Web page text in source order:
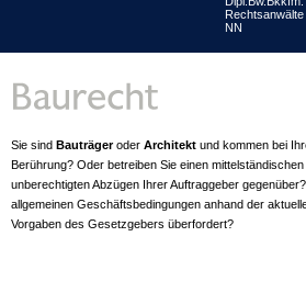
Rechtsanwälte
NN
Sie sind Bauträgeroder Architekt und kommen bei
Berührung? Oder betreiben Sie einen
unberechtigten Abzügen Ihrer Auftraggeber
allgemeinen Geschäftsbedingungen anhand der
Vorgaben des Gesetzgebers überfordert?